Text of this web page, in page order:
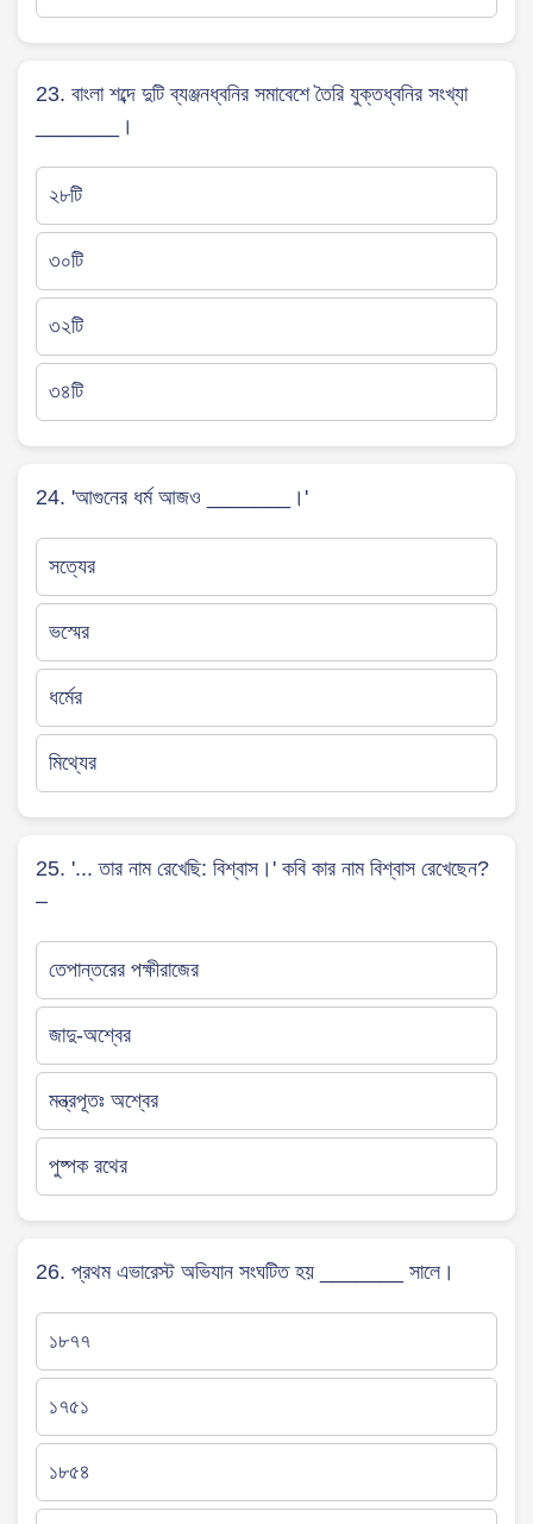
23. বাংলা শব্দে দুটি ব্যঞ্জনধ্বনির সমাবেশে তৈরি যুক্তধ্বনির সংখ্যা
_______।
২৮টি
৩০টি
৩২টি
৩৪টি
24. 'আগুনের ধর্ম আজও _______।'
সত্যের
ভস্মের
ধর্মের
মিথ্যের
25. '... তার নাম রেখেছি: বিশ্বাস।' কবি কার নাম বিশ্বাস রেখেছেন?
–
তেপান্তরের পক্ষীরাজের
জাদু-অশ্বের
মন্ত্রপূতঃ অশ্বের
পুষ্পক রথের
26. প্রথম এভারেস্ট অভিযান সংঘটিত হয় _______ সালে।
১৮৭৭
১৭৫১
১৮৫৪